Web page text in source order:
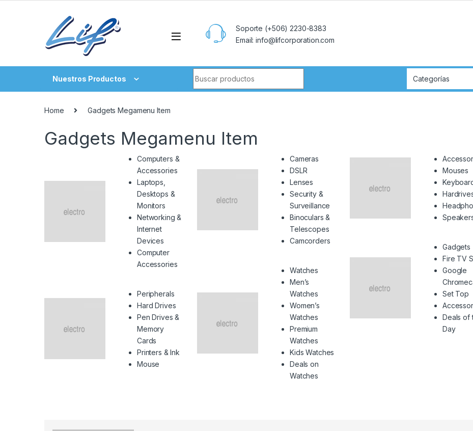
Soporte (+506) 2230-8383
Email: info@lifcorporation.com
Nuestros Productos
Home Gadgets Megamenu Item
Gadgets Megamenu Item
Computers &
Accessories
Laptops,
Desktops &
Monitors
Networking &
Internet
Devices
Computer
Accessories
Peripherals
Hard Drives
Pen Drives &
Memory
Cards
Printers & Ink
Mouse
Cameras
DSLR
Lenses
Security &
Surveillance
Binoculars &
Telescopes
Camcorders
Watches
Men’s
Watches
Women’s
Watches
Premium
Watches
Kids Watches
Deals on
Watches
Mouses
Gadgets
Fire TV
Google
Set Top
Deals of
Day